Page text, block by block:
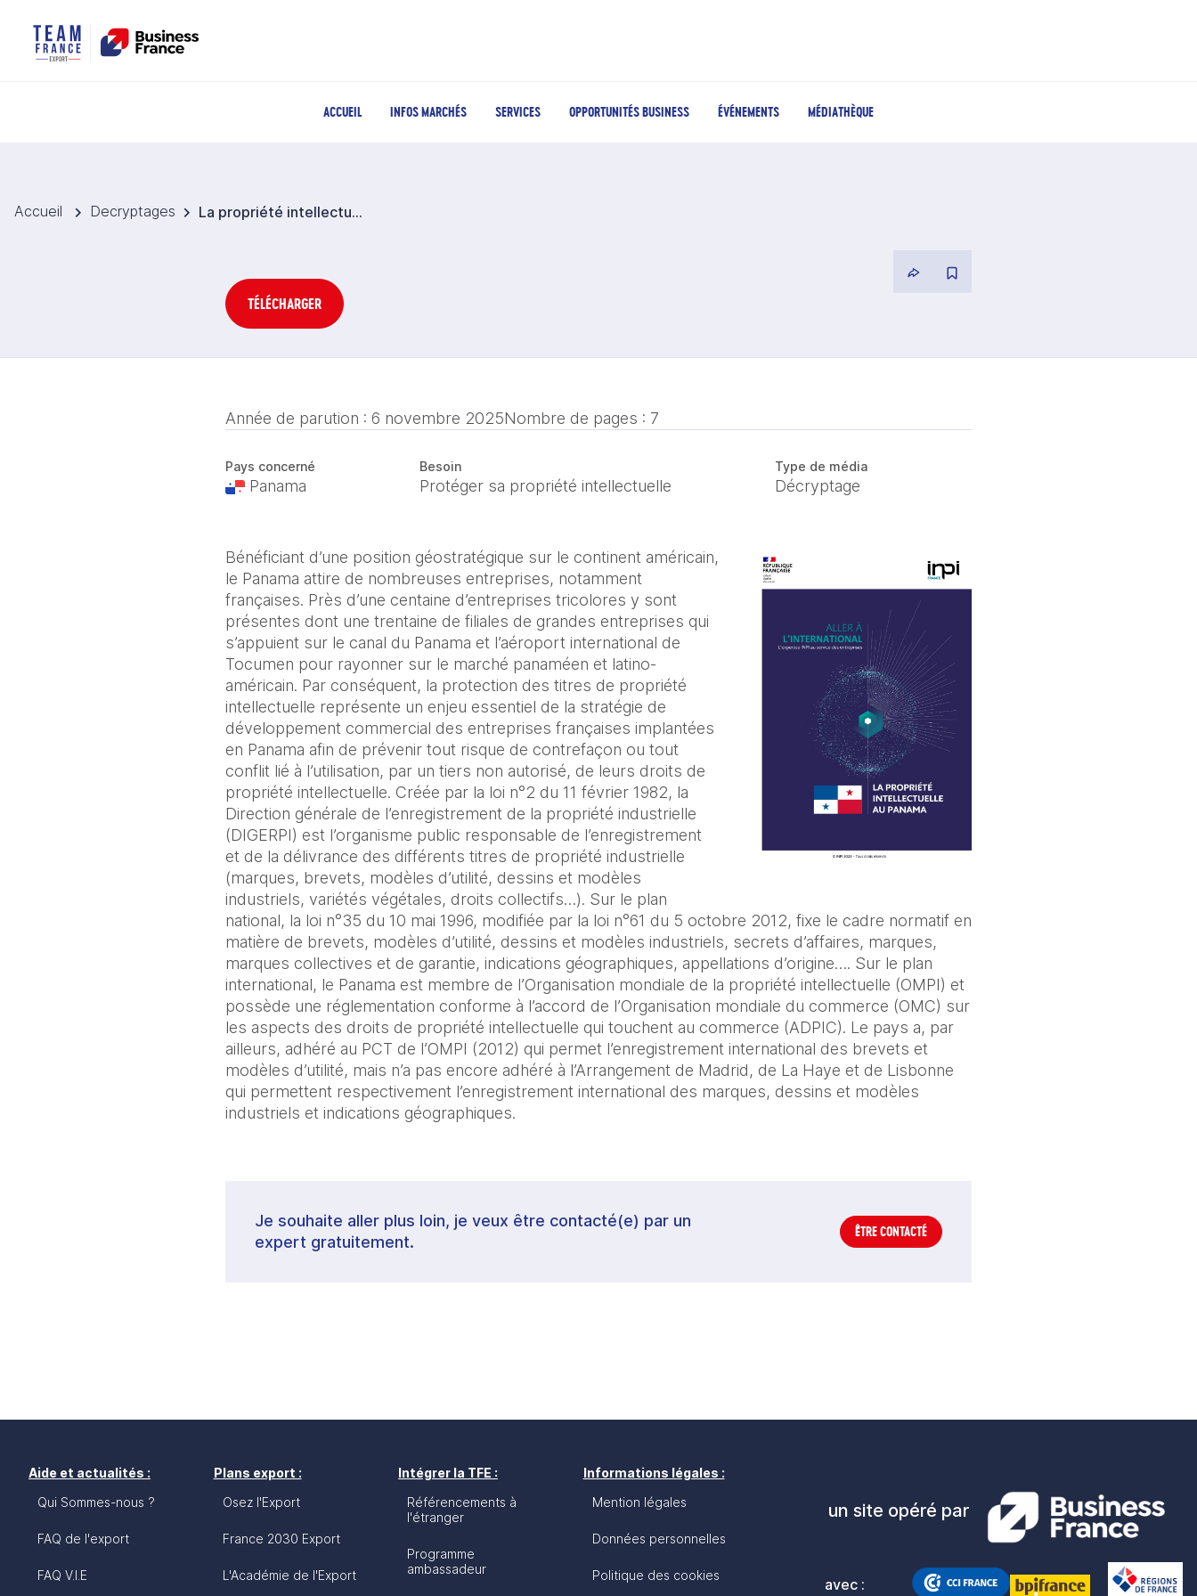
ACCUEIL INFOS MARCHÉS SERVICES OPPORTUNITÉS BUSINESS ÉVÉNEMENTS MÉDIATHÈQUE
Accueil Decryptages La propriété intellectuelle au Panama
TÉLÉCHARGER
Année de parution : 6 novembre 2025Nombre de pages : 7
Pays concerné
Panama
Besoin
Protéger sa propriété intellectuelle
Type de média
Décryptage
Bénéficiant d’une position géostratégique sur le continent américain,
le Panama attire de nombreuses entreprises, notamment
françaises. Près d’une centaine d’entreprises tricolores y sont
présentes dont une trentaine de filiales de grandes entreprises qui
s’appuient sur le canal du Panama et l’aéroport international de
Tocumen pour rayonner sur le marché panaméen et latino-
américain. Par conséquent, la protection des titres de propriété
intellectuelle représente un enjeu essentiel de la stratégie de
développement commercial des entreprises françaises implantées
en Panama afin de prévenir tout risque de contrefaçon ou tout
conflit lié à l’utilisation, par un tiers non autorisé, de leurs droits de
propriété intellectuelle. Créée par la loi n°2 du 11 février 1982, la
Direction générale de l’enregistrement de la propriété industrielle
(DIGERPI) est l’organisme public responsable de l’enregistrement
et de la délivrance des différents titres de propriété industrielle
(marques, brevets, modèles d’utilité, dessins et modèles
industriels, variétés végétales, droits collectifs…). Sur le plan
national, la loi n°35 du 10 mai 1996, modifiée par la loi n°61 du 5 octobre 2012, fixe le cadre normatif en
matière de brevets, modèles d’utilité, dessins et modèles industriels, secrets d’affaires, marques,
marques collectives et de garantie, indications géographiques, appellations d’origine…. Sur le plan
international, le Panama est membre de l’Organisation mondiale de la propriété intellectuelle (OMPI) et
possède une réglementation conforme à l’accord de l’Organisation mondiale du commerce (OMC) sur
les aspects des droits de propriété intellectuelle qui touchent au commerce (ADPIC). Le pays a, par
ailleurs, adhéré au PCT de l’OMPI (2012) qui permet l’enregistrement international des brevets et
modèles d’utilité, mais n’a pas encore adhéré à l’Arrangement de Madrid, de La Haye et de Lisbonne
qui permettent respectivement l’enregistrement international des marques, dessins et modèles
industriels et indications géographiques.
Je souhaite aller plus loin, je veux être contacté(e) par un
expert gratuitement.
ÊTRE CONTACTÉ
Aide et actualités :
Qui Sommes-nous ?
FAQ de l'export
FAQ V.I.E
Plans export :
Osez l'Export
France 2030 Export
L'Académie de l'Export
Intégrer la TFE :
Référencements à
l'étranger
Programme
ambassadeur
Informations légales :
Mention légales
Données personnelles
Politique des cookies
un site opéré par
avec :